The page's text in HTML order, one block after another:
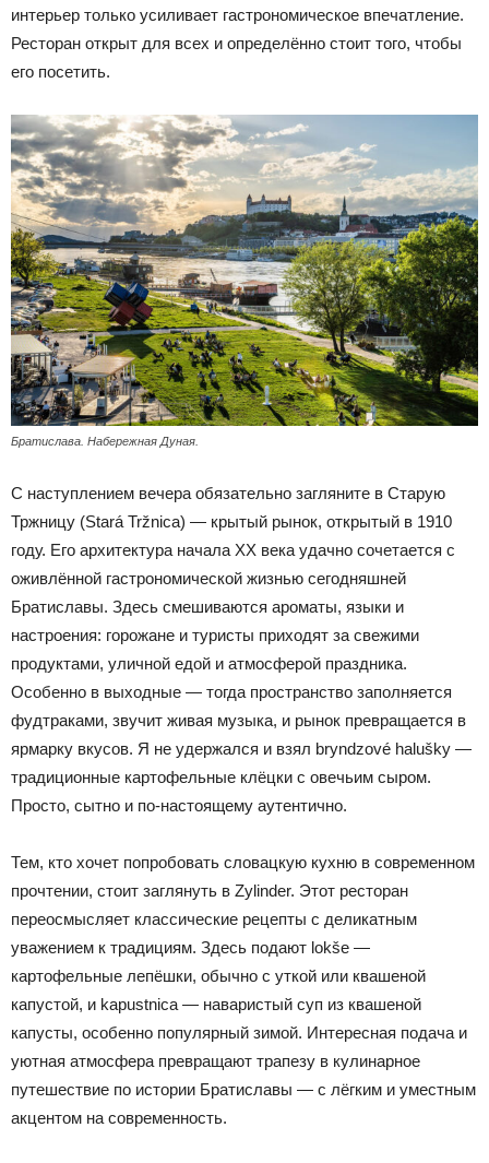
интерьер только усиливает гастрономическое впечатление.
Ресторан открыт для всех и определённо стоит того, чтобы
его посетить.
Братислава. Набережная Дуная.
С наступлением вечера обязательно загляните в Старую
Тржницу (Stará Tržnica) — крытый рынок, открытый в 1910
году. Его архитектура начала XX века удачно сочетается с
оживлённой гастрономической жизнью сегодняшней
Братиславы. Здесь смешиваются ароматы, языки и
настроения: горожане и туристы приходят за свежими
продуктами, уличной едой и атмосферой праздника.
Особенно в выходные — тогда пространство заполняется
фудтраками, звучит живая музыка, и рынок превращается в
ярмарку вкусов. Я не удержался и взял bryndzové halušky —
традиционные картофельные клёцки с овечьим сыром.
Просто, сытно и по-настоящему аутентично.
Тем, кто хочет попробовать словацкую кухню в современном
прочтении, стоит заглянуть в Zylinder. Этот ресторан
переосмысляет классические рецепты с деликатным
уважением к традициям. Здесь подают lokše —
картофельные лепёшки, обычно с уткой или квашеной
капустой, и kapustnica — наваристый суп из квашеной
капусты, особенно популярный зимой. Интересная подача и
уютная атмосфера превращают трапезу в кулинарное
путешествие по истории Братиславы — с лёгким и уместным
акцентом на современность.